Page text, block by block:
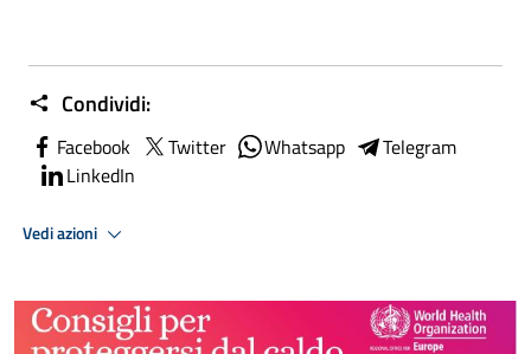
Condividi:
Facebook Twitter Whatsapp
Telegram
LinkedIn
Vedi azioni